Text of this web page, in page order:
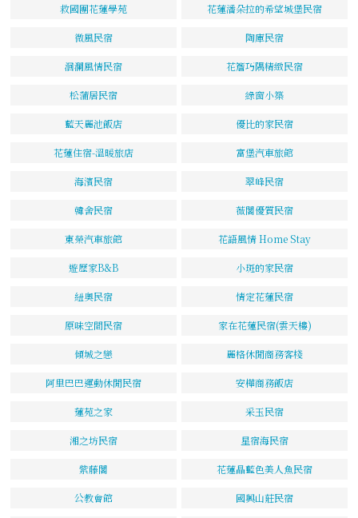
救國團花蓮學苑 花蓮潘朵拉的希望城堡民宿
微風民宿 陶庫民宿
洄瀾風情民宿 花簷巧隅精緻民宿
松蒲居民宿 綠窗小築
藍天麗池飯店 優比的家民宿
花蓮住宿-溫暖旅店 富堡汽車旅館
海濱民宿 翠峰民宿
韓舍民宿 薇閣優質民宿
東榮汽車旅館 花語風情 Home Stay
遊歷家B&B 小斑的家民宿
紐奧民宿 情定花蓮民宿
原味空間民宿 家在花蓮民宿(雲天樓)
傾城之戀 麗格休閒商務客棧
阿里巴巴運動休閒民宿 安樺商務飯店
蓮苑之家 采玉民宿
湘之坊民宿 星宿海民宿
紫藤閣 花蓮晶藍色美人魚民宿
公教會館 國興山莊民宿